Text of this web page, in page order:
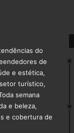
do
de
e estética,
turístico,
semana
e beleza,
e cobertura de